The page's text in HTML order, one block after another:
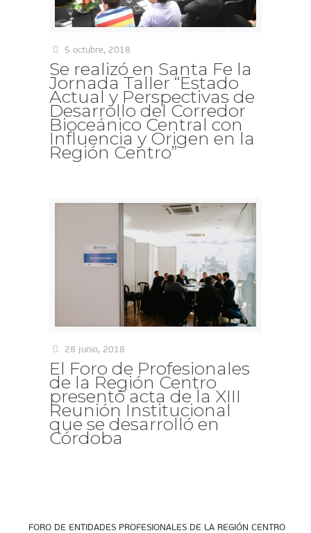
5 octubre, 2018
Se realizó en Santa Fe la
Jornada Taller “Estado
Actual y Perspectivas de
Desarrollo del Corredor
Bioceánico Central con
Influencia y Origen en la
Región Centro”
28 junio, 2018
El Foro de Profesionales
de la Región Centro
presentó acta de la XIII
Reunión Institucional
que se desarrolló en
Córdoba
FORO DE ENTIDADES PROFESIONALES DE LA REGIÓN CENTRO